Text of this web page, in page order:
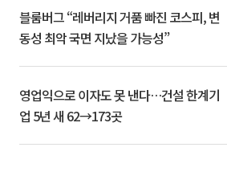
블룸버그 “레버리지 거품 빠진 코스피, 변
동성 최악 국면 지났을 가능성”
영업익으로 이자도 못 낸다…건설 한계기
업 5년 새 62→173곳